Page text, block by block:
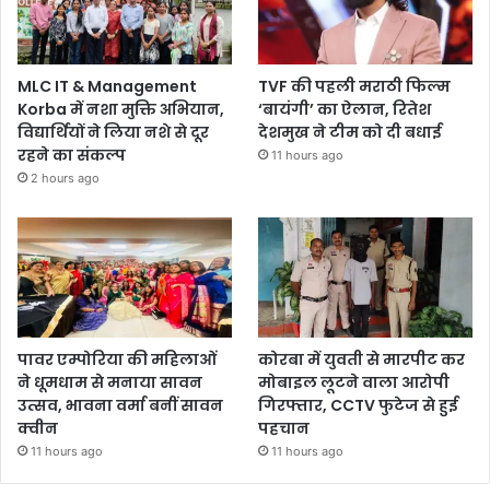
MLC IT & Management
Korba में नशा मुक्ति अभियान,
विद्यार्थियों ने लिया नशे से दूर
रहने का संकल्प
2 hours ago
TVF की पहली मराठी फिल्म
‘बायंगी’ का ऐलान, रितेश
देशमुख ने टीम को दी बधाई
11 hours ago
पावर एम्पोरिया की महिलाओं
ने धूमधाम से मनाया सावन
उत्सव, भावना वर्मा बनीं सावन
क्वीन
11 hours ago
कोरबा में युवती से मारपीट कर
मोबाइल लूटने वाला आरोपी
गिरफ्तार, CCTV फुटेज से हुई
पहचान
11 hours ago